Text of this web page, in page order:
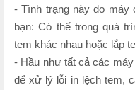
- Tình trạng này do máy
bạn: Có thể trong quá
tem khác nhau hoặc lắp
- Hầu như tất cả các
để xử lý lỗi in lệch tem,